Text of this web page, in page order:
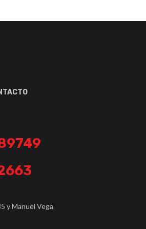
y Manuel Vega